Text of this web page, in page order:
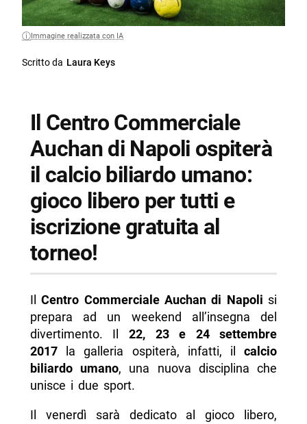
Immagine realizzata con IA
Scritto da Laura Keys
Il Centro Commerciale
Auchan di Napoli ospiterà
il calcio biliardo umano:
gioco libero per tutti e
iscrizione gratuita al
torneo!
IlCentro Commerciale Auchan di Napoli si
prepara ad un weekend all’insegna del
divertimento. Il 22, 23 e 24 settembre
2017la galleria ospiterà, infatti, ilcalcio
biliardo umano, una nuova disciplina che
unisce i due sport.
Il venerdì sarà dedicato al gioco libero,